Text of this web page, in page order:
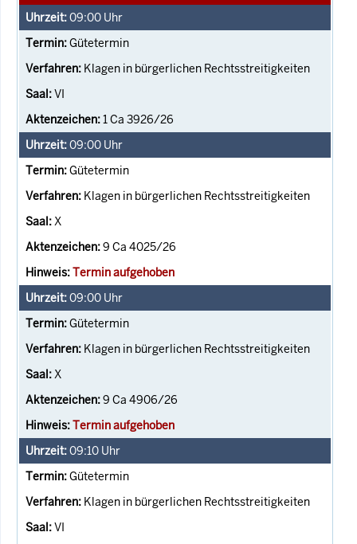
09:00 Uhr
Gütetermin
Klagen in bürgerlichen Rechtsstreitigkeiten
VI
1 Ca 3926/26
09:00 Uhr
Gütetermin
Klagen in bürgerlichen Rechtsstreitigkeiten
X
9 Ca 4025/26
Termin aufgehoben
09:00 Uhr
Gütetermin
Klagen in bürgerlichen Rechtsstreitigkeiten
X
9 Ca 4906/26
Termin aufgehoben
09:10 Uhr
Gütetermin
Klagen in bürgerlichen Rechtsstreitigkeiten
VI